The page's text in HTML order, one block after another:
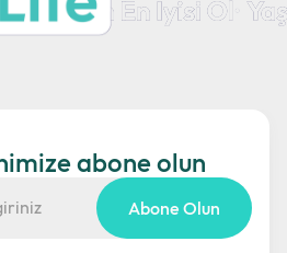
abone olun
Abone Olun